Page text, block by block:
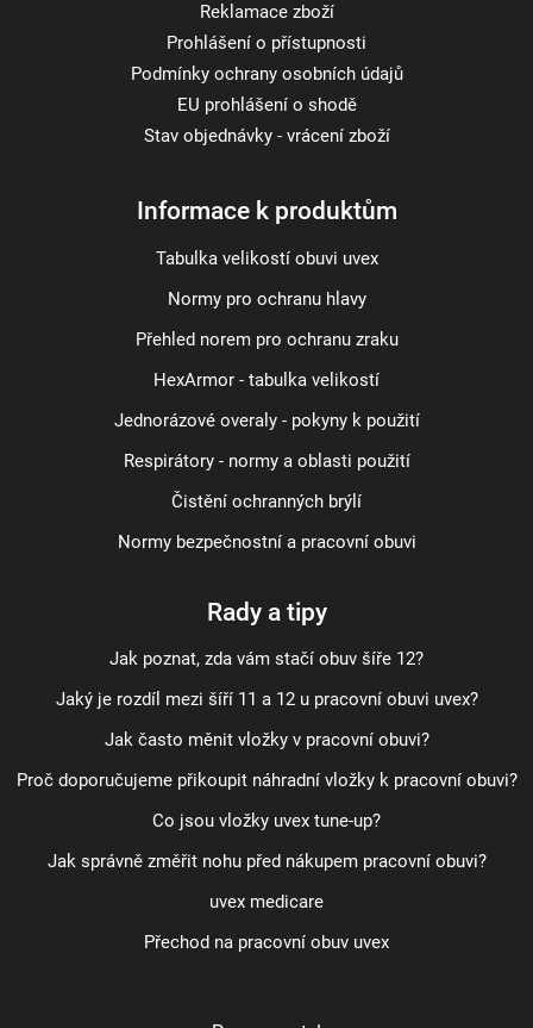
Reklamace zboží
Prohlášení o přístupnosti
Podmínky ochrany osobních údajů
EU prohlášení o shodě
Stav objednávky - vrácení zboží
Informace k produktům
Tabulka velikostí obuvi uvex
Normy pro ochranu hlavy
Přehled norem pro ochranu zraku
HexArmor - tabulka velikostí
Jednorázové overaly - pokyny k použití
Respirátory - normy a oblasti použití
Čistění ochranných brýlí
Normy bezpečnostní a pracovní obuvi
Rady a tipy
Jak poznat, zda vám stačí obuv šíře 12?
Jaký je rozdíl mezi šíří 11 a 12 u pracovní obuvi uvex?
Jak často měnit vložky v pracovní obuvi?
Proč doporučujeme přikoupit náhradní vložky k pracovní obuvi?
Co jsou vložky uvex tune-up?
Jak správně změřit nohu před nákupem pracovní obuvi?
uvex medicare
Přechod na pracovní obuv uvex